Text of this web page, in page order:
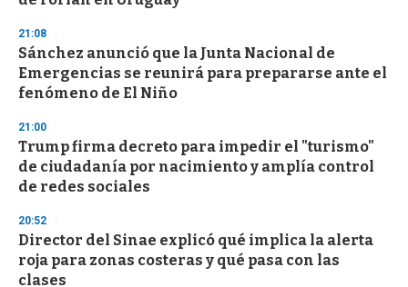
d
s
21:08
Sánchez anunció que la Junta Nacional de
Emergencias se reunirá para prepararse ante el
fenómeno de El Niño
21:00
Trump firma decreto para impedir el "turismo"
de ciudadanía por nacimiento y amplía control
de redes sociales
20:52
Director del Sinae explicó qué implica la alerta
roja para zonas costeras y qué pasa con las
clases